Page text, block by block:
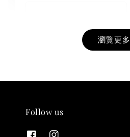
THT 九週年紀念 T-shirt
瀏覽更多
Follow us